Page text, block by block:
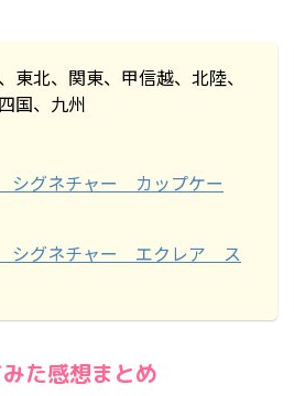
東北、関東、甲信越、北陸、
国、九州
シグネチャー カップケー
シグネチャー エクレア ス
た感想まとめ